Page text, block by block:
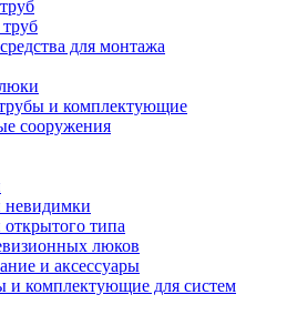
для монтажа
и комплектующие
сооружения
невидимки
типа
люков
и аксессуары
и комплектующие для систем